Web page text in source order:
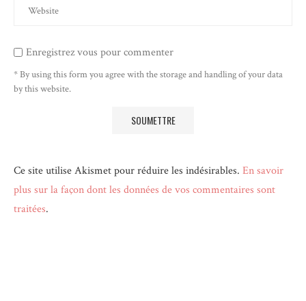
Enregistrez vous pour commenter
* By using this form you agree with the storage and handling of your data
by this website.
Ce site utilise Akismet pour réduire les indésirables. En savoir
plus sur la façon dont les données de vos commentaires sont
traitées.